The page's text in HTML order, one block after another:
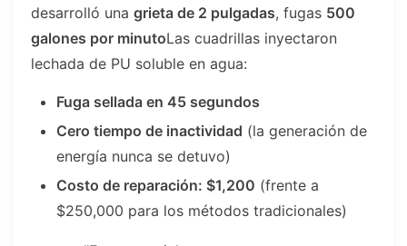
desarrolló unagrieta de 2 pulgadas, fugas 500
galones por minutoLas cuadrillas inyectaron
lechada de PU soluble en agua:
Fuga sellada en 45 segundos
Cero tiempo de inactividad (la generación de
energía nunca se detuvo)
Costo de reparación: $1,200 (frente a
$250,000 para los métodos tradicionales)